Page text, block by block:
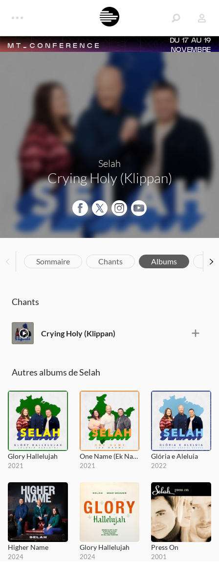
DU 17 AU 19
NOVEMBRE
Selah
Crying Holy (Klippan)
Sommaire Chants Albums
Chants
Crying Holy (Klippan)
Autres albums de Selah
Glory Hallelujah
2021
One Name (Ek Naam)
2021
Glória e Aleluia
2022
Higher Name
2024
Glory Hallelujah
2024
Press On
2001